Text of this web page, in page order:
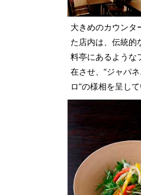
大きめのカウンタ
た店内は、伝統的
料亭にあるような
在させ、“ジャパ
ロ”の様相を呈し